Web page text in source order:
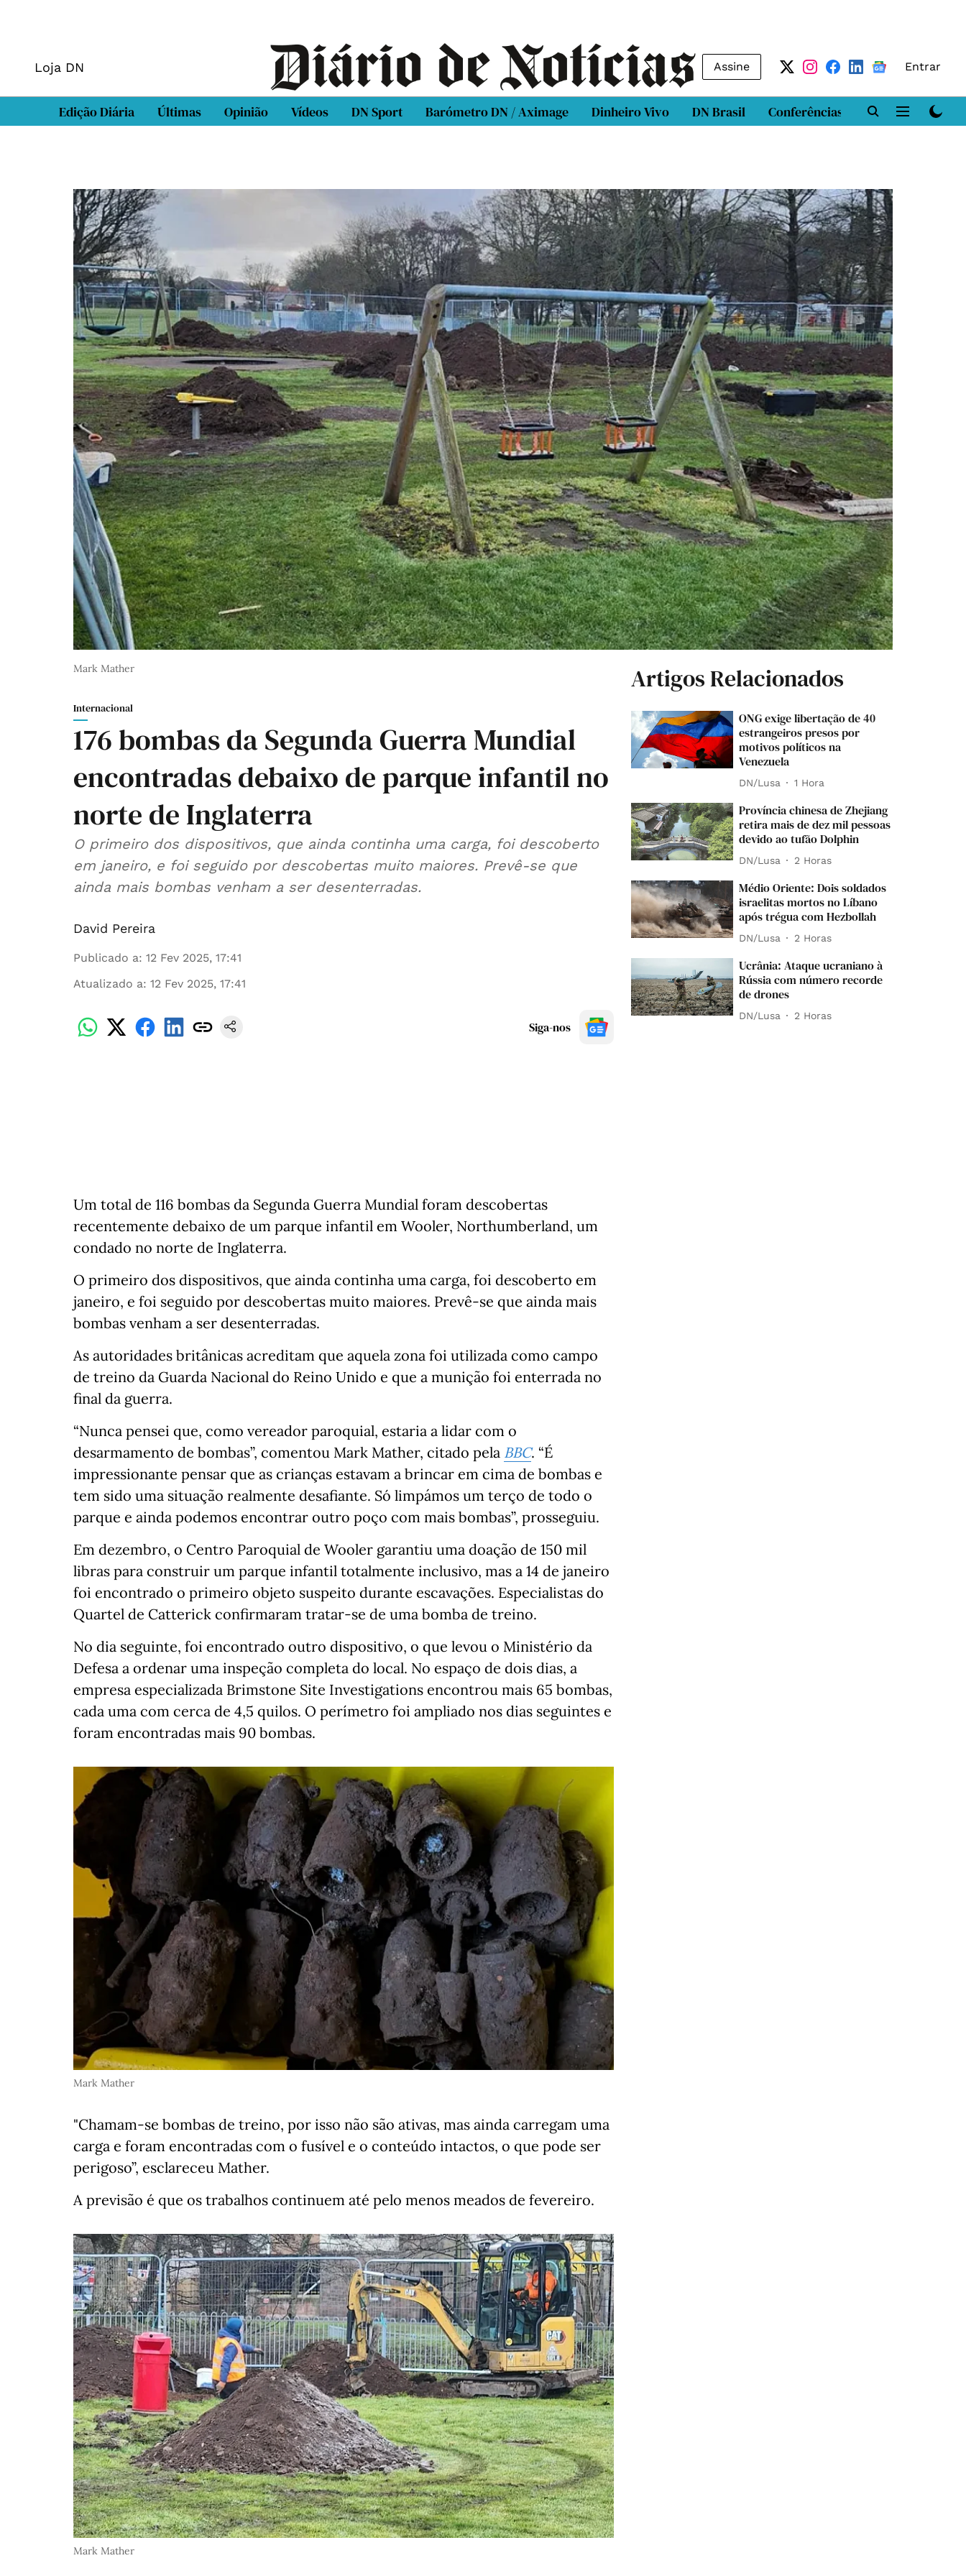
Loja DN Assine Entrar
Edição Diária Últimas Opinião Vídeos DN Sport Barómetro DN / Aximage Dinheiro Vivo DN Brasil Conferências DN LAB
Mark Mather
Internacional
176 bombas da Segunda Guerra Mundial
encontradas debaixo de parque infantil no
norte de Inglaterra
O primeiro dos dispositivos, que ainda continha uma carga, foi descoberto
em janeiro, e foi seguido por descobertas muito maiores. Prevê-se que
ainda mais bombas venham a ser desenterradas.
David Pereira
Publicado a: 12 Fev 2025, 17:41
Atualizado a: 12 Fev 2025, 17:41
Siga-nos
Um total de 116 bombas da Segunda Guerra Mundial foram descobertas
recentemente debaixo de um parque infantil em Wooler, Northumberland, um
condado no norte de Inglaterra.
O primeiro dos dispositivos, que ainda continha uma carga, foi descoberto em
janeiro, e foi seguido por descobertas muito maiores. Prevê-se que ainda mais
bombas venham a ser desenterradas.
As autoridades britânicas acreditam que aquela zona foi utilizada como campo
de treino da Guarda Nacional do Reino Unido e que a munição foi enterrada no
final da guerra.
“Nunca pensei que, como vereador paroquial, estaria a lidar com o
desarmamento de bombas”, comentou Mark Mather, citado pela BBC. “É
impressionante pensar que as crianças estavam a brincar em cima de bombas e
tem sido uma situação realmente desafiante. Só limpámos um terço de todo o
parque e ainda podemos encontrar outro poço com mais bombas”, prosseguiu.
Em dezembro, o Centro Paroquial de Wooler garantiu uma doação de 150 mil
libras para construir um parque infantil totalmente inclusivo, mas a 14 de janeiro
foi encontrado o primeiro objeto suspeito durante escavações. Especialistas do
Quartel de Catterick confirmaram tratar-se de uma bomba de treino.
No dia seguinte, foi encontrado outro dispositivo, o que levou o Ministério da
Defesa a ordenar uma inspeção completa do local. No espaço de dois dias, a
empresa especializada Brimstone Site Investigations encontrou mais 65 bombas,
cada uma com cerca de 4,5 quilos. O perímetro foi ampliado nos dias seguintes e
foram encontradas mais 90 bombas.
Mark Mather
"Chamam-se bombas de treino, por isso não são ativas, mas ainda carregam uma
carga e foram encontradas com o fusível e o conteúdo intactos, o que pode ser
perigoso”, esclareceu Mather.
A previsão é que os trabalhos continuem até pelo menos meados de fevereiro.
Mark Mather
Artigos Relacionados
ONG exige libertação de 40
estrangeiros presos por
motivos políticos na
Venezuela
DN/Lusa 1 Hora
Província chinesa de Zhejiang
retira mais de dez mil pessoas
devido ao tufão Dolphin
DN/Lusa 2 Horas
Médio Oriente: Dois soldados
israelitas mortos no Líbano
após trégua com Hezbollah
DN/Lusa 2 Horas
Ucrânia: Ataque ucraniano à
Rússia com número recorde
de drones
DN/Lusa 2 Horas